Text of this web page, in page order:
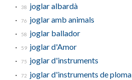
38 joglar albardà
76 joglar amb animals
58 joglar ballador
59 joglar d'Amor
75 joglar d'instruments
72 joglar d'instruments de ploma